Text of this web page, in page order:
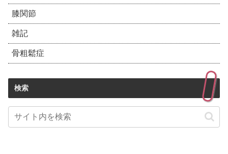
膝関節
雑記
骨粗鬆症
検索